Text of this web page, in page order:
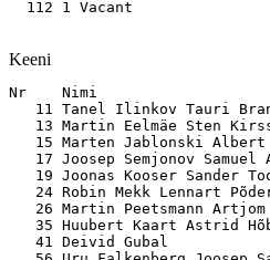
Keeni
Nr    Nimi
11 Tanel Ilinkov Tauri
13 Martin Eelmäe Sten
15 Marten Jablonski
17 Joosep Semjonov
19 Joonas Kooser Sander
24 Robin Mekk Lennart
26 Martin Peetsmann
35 Huubert Kaart Astrid
41 Deivid Gubal